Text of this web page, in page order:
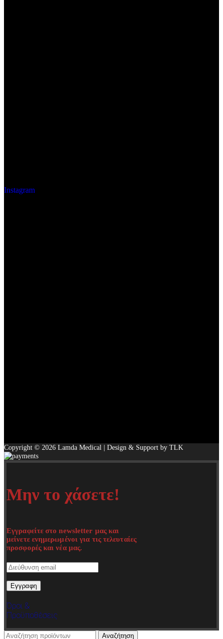
Instagram
Copyright © 2026 Lamda Medical | Design & Support by TLK
Μην το χάσετε!
Εγγραφείτε στο newsletter μας και
μείνετε ενημερωμένοι για τις τελευταίες
προσφορές και νέα μας.
Όροι &
Προϋποθέσεις
Αναζήτηση